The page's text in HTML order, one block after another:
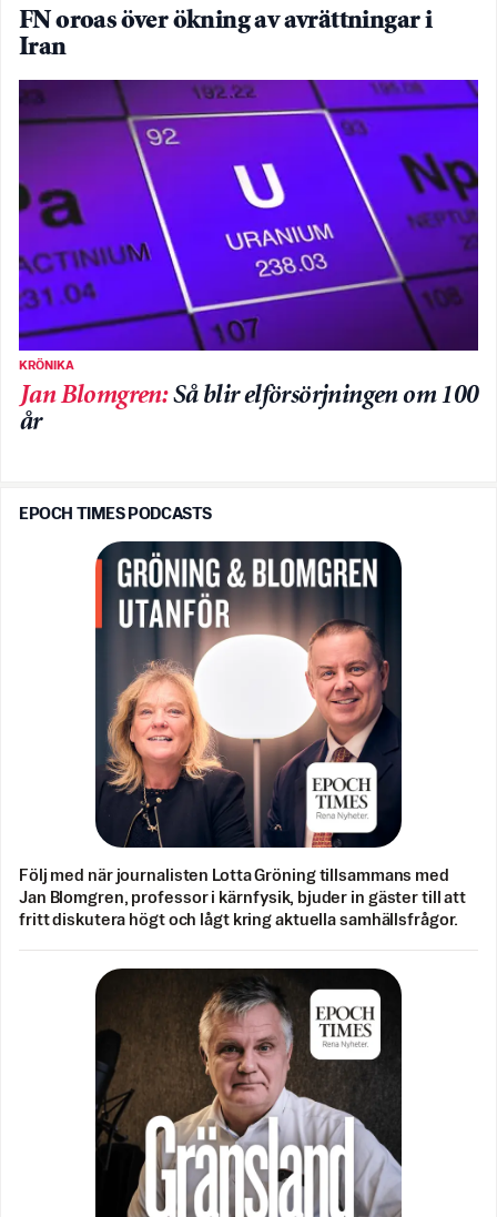
FN oroas över ökning av avrättningar i
Iran
KRÖNIKA
Jan Blomgren:Så blir elförsörjningen om 100
år
EPOCH TIMES PODCASTS
Följ med när journalisten Lotta Gröning tillsammans med
Jan Blomgren, professor i kärnfysik, bjuder in gäster till att
fritt diskutera högt och lågt kring aktuella samhällsfrågor.